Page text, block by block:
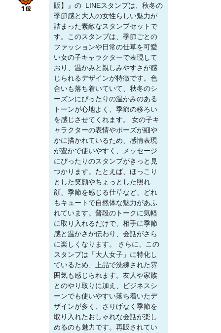
販】』の LINEスタンプは、秋冬の
季節感と大人の女性らしい魅力が
詰まった素敵なスタンプセットで
す。このスタンプは、季節ごとの
ファッションや日常の仕草を可愛
い女の子キャラクターで表現して
おり、温かみと親しみやすさが感
じられるデザインが特徴です。色
合いも落ち着いていて、秋冬のシ
ーズンにぴったりの温かみのある
トーンが心地よく、季節の移ろい
を感じさせてくれます。 女の子キ
ャラクターの表情やポーズが細や
かに描かれているため、感情表現
が豊かで使いやすく、メッセージ
にぴったりのスタンプがきっと見
つかります。たとえば、ほっこり
とした笑顔やちょっとした照れ
顔、季節を感じる仕草など、どれ
もキュートで自然体な魅力があふ
れています。普段のトークに気軽
に取り入れるだけで、相手に季節
感と温かさが伝わり、会話がさら
に楽しくなります。 さらに、この
スタンプは「大人女子」に特化し
ているため、上品で洗練された雰
囲気も感じられます。友人や家族
とのやり取りに加え、ビジネスシ
ーンでも使いやすい落ち着いたデ
ザインが多く、さりげなく季節を
取り入れたおしゃれな会話が楽し
めるのも魅力です。再販されてい